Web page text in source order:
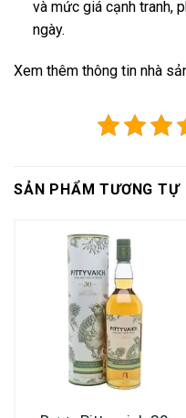
và mức giá cạnh tranh,
ngày.
Xem thêm thông tin nhà
SẢN PHẨM TƯƠNG TỰ